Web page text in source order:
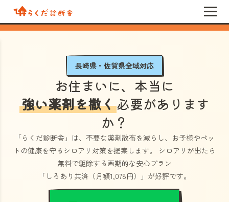
長崎県・佐賀県全域対応
お住まいに、本当に
強い薬剤を撒く必要があります
か？
「らくだ診断舎」 は、不要な薬剤散布を減らし、お子様やペッ
トの健康を守るシロアリ対策を提案します。 シロアリが出たら
無料で駆除する画期的な安心プラン
「しろあり共済（月額1,078円）」 が好評です。